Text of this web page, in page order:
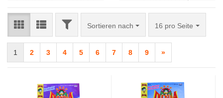
FILTERSortieren nach
Sortieren nach 16 pro Seite
pro Seite
1 2 3 4 5 6 7 8 9 »